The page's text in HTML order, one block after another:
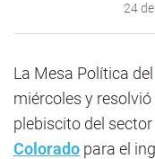
24
La Mesa Política del
miércoles y
plebiscito del
Colorado para el